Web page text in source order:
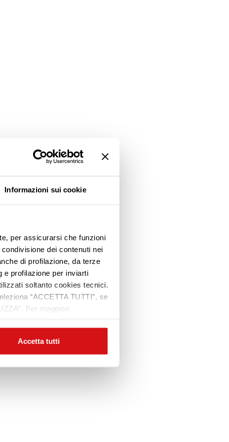
Informazioni sui cookie
per assicurarsi che funzioni
dei contenuti nei
di profilazione, da terze
e profilazione per inviarti
soltanto cookies tecnici.
“ACCETTA TUTTI”, se
Per maggiori
Accetta tutti